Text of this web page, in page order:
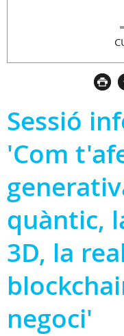
Sessió
'Com
quàntic,
3D, la
negoci'